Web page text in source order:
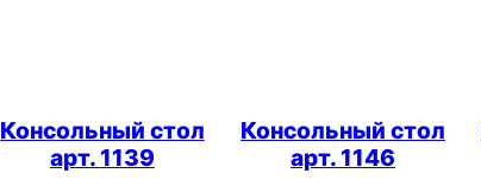
Консольный стол
арт. 1139
Консольный стол
арт. 1146